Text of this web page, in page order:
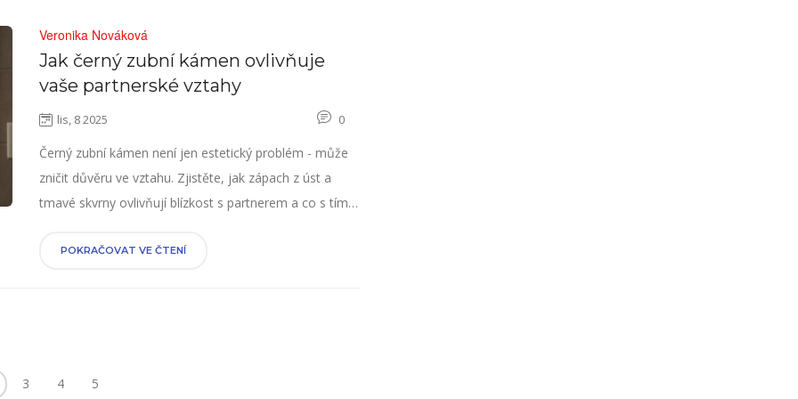
Veronika Nováková
Jak černý zubní kámen ovlivňuje
vaše partnerské vztahy
lis, 8 2025 0
Černý zubní kámen není jen estetický problém - může
zničit důvěru ve vztahu. Zjistěte, jak zápach z úst a
tmavé skvrny ovlivňují blízkost s partnerem a co s tím
POKRAČOVAT VE ČTENÍ
3 4 5